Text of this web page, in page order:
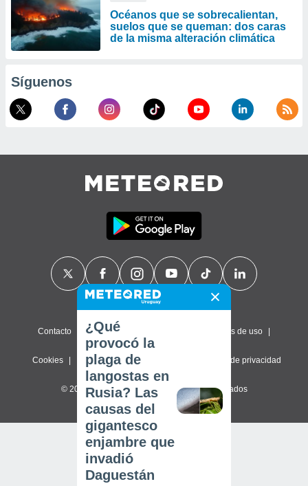
Océanos que se sobrecalientan,
suelos que se queman: dos caras
de la misma alteración climática
Síguenos
Contacto Sobre nosotros Términos de uso
Cookies Política de privacidad Configuración de privacidad
© 2026 Meteored. Todos los derechos reservados
¿Qué
provocó la
plaga de
langostas en
Rusia? Las
causas del
gigantesco
enjambre que
invadió
Daguestán